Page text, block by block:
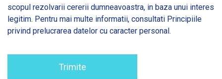
scopul rezolvarii cererii dumneavoastra, in baza unui interes
legitim. Pentru mai multe informatii, consultati Principiile
privind prelucrarea datelor cu caracter personal.
Trimite